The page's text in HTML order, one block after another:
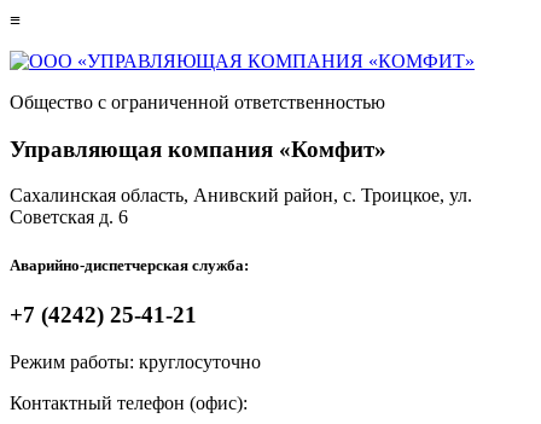
≡
Общество с ограниченной ответственностью
Управляющая компания «Комфит»
Сахалинская область, Анивский район, с. Троицкое, ул.
Советская д. 6
Аварийно-диспетчерская служба:
+7 (4242) 25-41-21
Режим работы: круглосуточно
Контактный телефон (офис):